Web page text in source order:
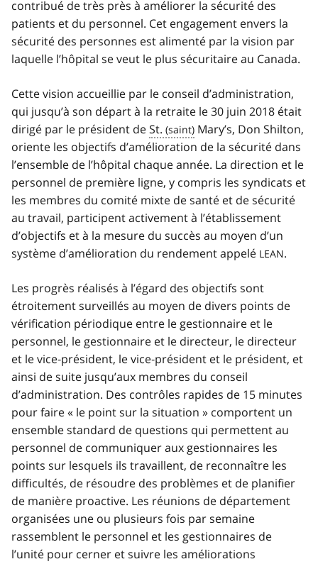
contribué de très près à améliorer la sécurité des
patients et du personnel. Cet engagement envers la
sécurité des personnes est alimenté par la vision par
laquelle l’hôpital se veut le plus sécuritaire au Canada.
Cette vision accueillie par le conseil d’administration,
qui jusqu’à son départ à la retraite le 30 juin 2018 était
dirigé par le président deSt.
Mary’s, Don Shilton,
oriente les objectifs d’amélioration de la sécurité dans
l’ensemble de l’hôpital chaque année. La direction et le
personnel de première ligne, y compris les syndicats et
les membres du comité mixte de santé et de sécurité
au travail, participent activement à l’établissement
d’objectifs et à la mesure du succès au moyen d’un
système d’amélioration du rendement appelé LEAN.
Les progrès réalisés à l’égard des objectifs sont
étroitement surveillés au moyen de divers points de
vérification périodique entre le gestionnaire et le
personnel, le gestionnaire et le directeur, le directeur
et le vice‑président, le vice‑président et le président, et
ainsi de suite jusqu’aux membres du conseil
d’administration. Des contrôles rapides de 15 minutes
pour faire « le point sur la situation » comportent un
ensemble standard de questions qui permettent au
personnel de communiquer aux gestionnaires les
points sur lesquels ils travaillent, de reconnaître les
difficultés, de résoudre des problèmes et de planifier
de manière proactive. Les réunions de département
organisées une ou plusieurs fois par semaine
rassemblent le personnel et les gestionnaires de
l’unité pour cerner et suivre les améliorations